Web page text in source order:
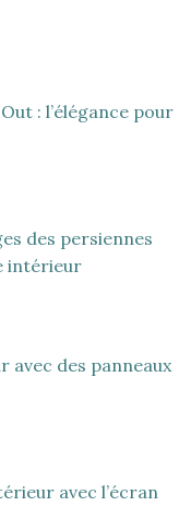
: l’élégance pour
des persiennes
intérieur
avec des panneaux
avec l’écran